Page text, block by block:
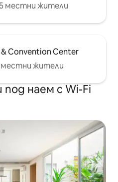
местни жители
Convention Center
местни жители
наем с Wi-Fi